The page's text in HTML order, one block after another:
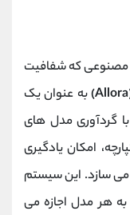
مصنوعی که شفافیت
به ‌عنوان یک
گردآوری مدل‌ های
امکان یادگیری
‌سازد. این سیستم
هر مدل اجازه می
021-22021030
021-22021040
@alireza.mehrabii